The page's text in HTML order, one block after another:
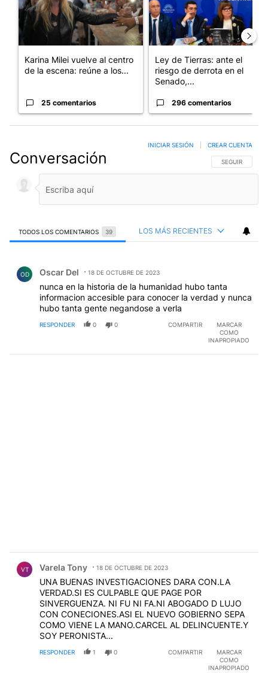
Karina Milei vuelve al centro
de la escena: reúne a los...
25 comentarios
Ley de Tierras: ante el
riesgo de derrota en el
Senado,...
296 comentarios
Conversación SIGA ESTA
SEGUIR
INICIAR SESIÓN CREAR CUENTA
TODOS LOS COMENTARIOS 39 LOS MÁS RECIENTES
OD Oscar Del 18 DE OCTUBRE DE 2023
nunca en la historia de la humanidad hubo tanta
informacion accesible para conocer la verdad y nunca
hubo tanta gente negandose a verla
RESPONDER 0 0 COMPARTIR
MARCAR
COMO
INAPROPIADO
VT Varela Tony 18 DE OCTUBRE DE 2023
UNA BUENAS INVESTIGACIONES DARA CON.LA
VERDAD.SI ES CULPABLE QUE PAGE POR
SINVERGUENZA. NI FU NI FA.NI ABOGADO D LUJO
CON CONECIONES.ASI EL NUEVO GOBIERNO SEPA
COMO VIENE LA MANO.CARCEL AL DELINCUENTE.Y
SOY PERONISTA...
RESPONDER 1 0 COMPARTIR
MARCAR
COMO
INAPROPIADO